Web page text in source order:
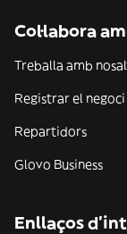
Col·labora
Treballa amb
Registrar el negoci
Repartidors
Glovo Business
Enllaços